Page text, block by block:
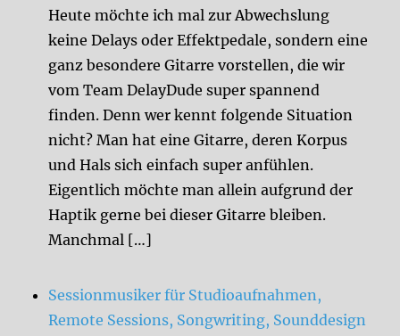
Heute möchte ich mal zur Abwechslung
keine Delays oder Effektpedale, sondern eine
ganz besondere Gitarre vorstellen, die wir
vom Team DelayDude super spannend
finden. Denn wer kennt folgende Situation
nicht? Man hat eine Gitarre, deren Korpus
und Hals sich einfach super anfühlen.
Eigentlich möchte man allein aufgrund der
Haptik gerne bei dieser Gitarre bleiben.
Manchmal […]
Sessionmusiker für Studioaufnahmen,
Remote Sessions, Songwriting, Sounddesign